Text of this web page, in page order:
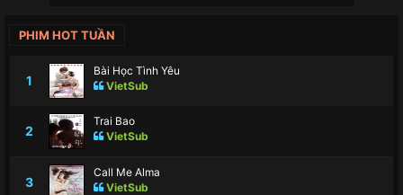
PHIM HOT TUẦN
1
Bài Học Tình Yêu
VietSub
2
Trai Bao
VietSub
3
Call Me Alma
VietSub